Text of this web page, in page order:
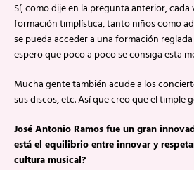
Sí, como dije en la pregunta anterior, cada
formación timplística, tanto niños como
se pueda acceder a una formación
espero que poco a poco se consiga esta
Mucha gente también acude a los
sus discos, etc. Así que creo que el timple
José Antonio Ramos fue un gran
está el equilibrio entre innovar y
cultura musical?